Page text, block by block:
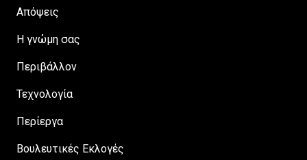
Απόψεις
H γνώμη σας
Περιβάλλον
Τεχνολογία
Περίεργα
Βουλευτικές Εκλογές